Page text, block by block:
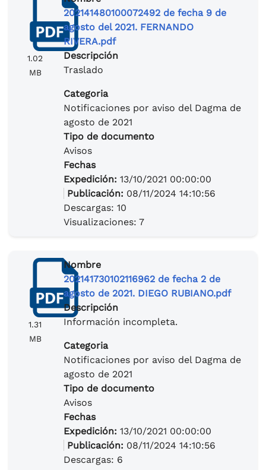
1.02
MB
202141480100072492 de fecha 9 de
agosto del 2021. FERNANDO
RIVERA.pdf
Descripción
Traslado
Categoria
Notificaciones por aviso del Dagma de
agosto de 2021
Tipo de documento
Avisos
Fechas
Expedición: 13/10/2021 00:00:00
Publicación: 08/11/2024 14:10:56
Descargas: 10
Visualizaciones: 7
1.31
MB
Nombre
202141730102116962 de fecha 2 de
agosto de 2021. DIEGO RUBIANO.pdf
Descripción
Información incompleta.
Categoria
Notificaciones por aviso del Dagma de
agosto de 2021
Tipo de documento
Avisos
Fechas
Expedición: 13/10/2021 00:00:00
Publicación: 08/11/2024 14:10:56
Descargas: 6